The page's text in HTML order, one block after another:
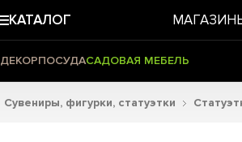
КАТАЛОГ
ДЕКОРПОСУДАСАДОВАЯ МЕБЕЛЬ
Сувениры, фигурки, статуэтки